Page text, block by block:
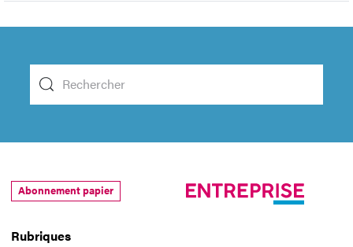
Rubriques
Abonnement papier